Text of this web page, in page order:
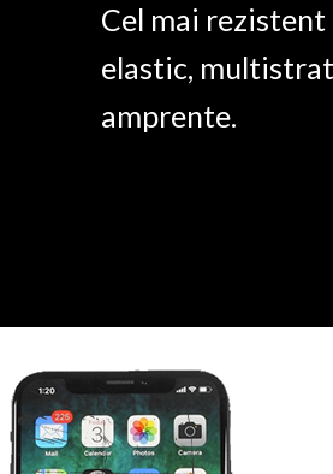
Cel mai
elastic,
amprente.